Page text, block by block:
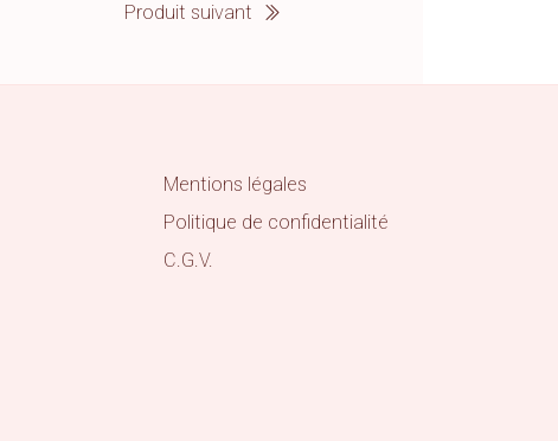
Produit suivant
Mentions légales
Politique de confidentialité
C.G.V.